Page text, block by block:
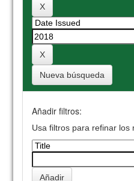
Nueva búsqueda
Añadir filtros:
Usa filtros para refinar los